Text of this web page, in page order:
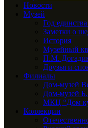
Новости
Музей
Год
Заметки о
История
Музейный
П.М. Догадин
Друзья и
Филиалы
Дом-музей
Дом-музей
МКЦ “Дом
Коллекции